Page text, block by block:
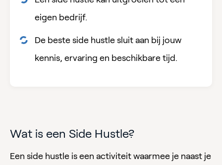
eigen bedrijf.
De beste side hustle sluit aan bij jouw
kennis, ervaring en beschikbare tijd.
Wat is een Side Hustle?
Een side hustle is een activiteit waarmee je naast je